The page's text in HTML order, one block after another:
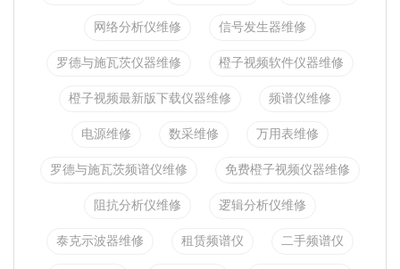
网络分析仪维修 信号发生器维修
罗德与施瓦茨仪器维修 橙子视频软件仪器维修
橙子视频最新版下载仪器维修 频谱仪维修
电源维修 数采维修 万用表维修
罗德与施瓦茨频谱仪维修 免费橙子视频仪器维修
阻抗分析仪维修 逻辑分析仪维修
泰克示波器维修 租赁频谱仪 二手频谱仪